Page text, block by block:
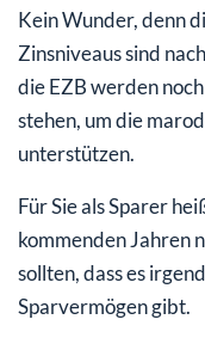
Kein Wunder, denn
Zinsniveaus sind
die EZB werden
stehen, um die
unterstützen.
Für Sie als Sparer
kommenden Jahren
sollten, dass es
Sparvermögen gibt.